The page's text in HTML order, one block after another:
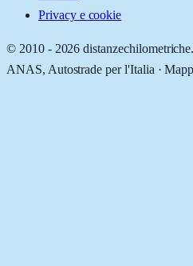
Privacy e cookie
© 2010 - 2026
ANAS, Autostrade per l'Italia ·